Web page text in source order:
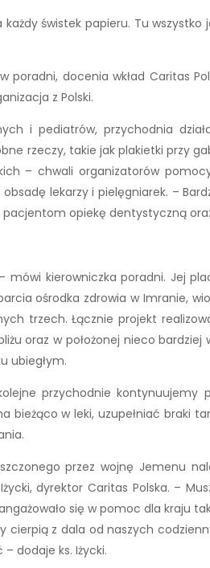
świstek papieru. Tu
docenia wkład Caritas
z Polski.
i pediatrów, przychodnia
rzeczy, takie jak plakietki przy
– chwali organizatorów
lekarzy i pielęgniarek. –
opiekę dentystyczną
mówi kierowniczka poradni. Jej
ośrodka zdrowia w Imranie,
trzech. Łącznie projekt
oraz w położonej nieco
ubiegłym.
przychodnie
bieżąco w leki, uzupełniać braki
przez wojnę Jemenu
dyrektor Caritas Polska. –
się w pomoc dla kraju
cierpią z dala od naszych
dodaje ks. Iżycki.